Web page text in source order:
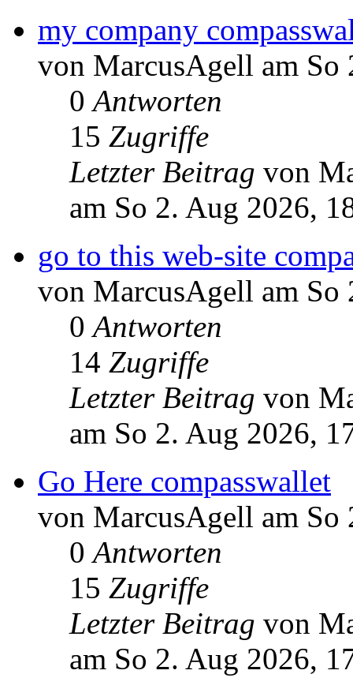
my company
von MarcusAgell am So
0Antworten
15 Zugriffe
Letzter Beitrag von
am So 2. Aug 2026,
go to this web-site
von MarcusAgell am So
0Antworten
14 Zugriffe
Letzter Beitrag von
am So 2. Aug 2026,
Go Here compasswallet
von MarcusAgell am So
0Antworten
15 Zugriffe
Letzter Beitrag von
am So 2. Aug 2026,